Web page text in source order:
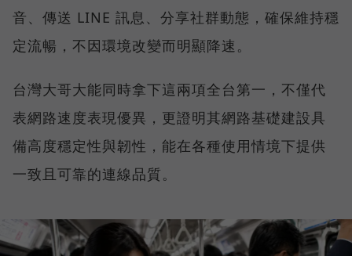
音、傳送 LINE 訊息、分享社群動態，確保維持穩
定流暢，不因環境改變而明顯降速。
台灣大哥大能同時拿下這兩項全台第一，不僅代
表網路速度表現優異，更證明其網路基礎建設具
備高度穩定性與韌性，能在各種使用情境下提供
一致且可靠的連線品質。